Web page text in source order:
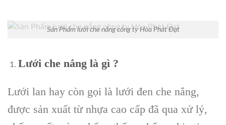
Sản Phẩm lưới che nắng công ty Hòa Phát Đạt
Lưới che nắng là gì ?
Lưới lan hay còn gọi là lưới đen che nắng,
được sản xuất từ nhựa cao cấp đã qua xử lý,